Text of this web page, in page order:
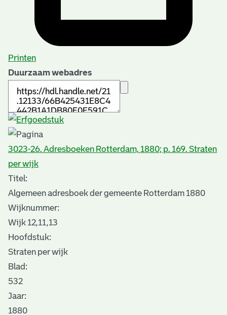
Printen
Duurzaam webadres
3023-26. Adresboeken Rotterdam, 1880; p. 169. Straten
per wijk
Titel:
Algemeen adresboek der gemeente Rotterdam 1880
Wijknummer:
Wijk 12,11,13
Hoofdstuk:
Straten per wijk
Blad:
532
Jaar:
1880